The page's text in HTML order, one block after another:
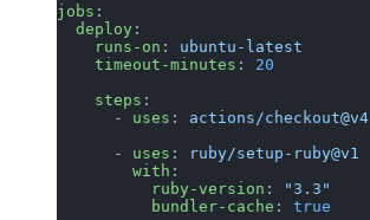
jobs :
  deploy
:
    runs-on
: ubuntu-latest
    timeout-minutes
: 20
    steps
:
      -
uses : actions/checkout@v4
      -
uses :
ruby/setup-ruby@v1
        with
:
          ruby-version
:
"3.3"
          bundler-cache
: true